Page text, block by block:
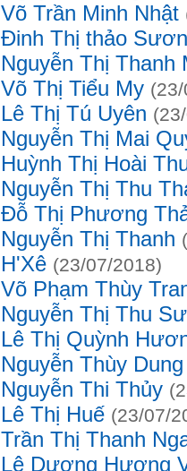
Võ Trần Minh Nhật
Đinh Thị thảo
Nguyễn Thị Thanh
Võ Thị Tiểu My
Lê Thị Tú Uyên
Nguyễn Thị Mai
Huỳnh Thị Hoài
Nguyễn Thị Thu
Đỗ Thị Phương
Nguyễn Thị Thanh
H'Xê (23/07/2018)
Võ Phạm Thùy
Nguyễn Thị Thu
Lê Thị Quỳnh
Nguyễn Thùy Dung
Nguyễn Thi Thủy
Lê Thị Huế (23/07/
Trần Thị Thanh
Lê Dương Hương